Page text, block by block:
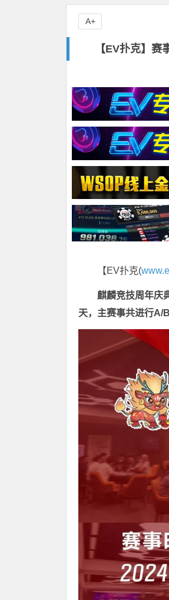
【EV扑克】
【EV扑克(
麒麟竞技周年庆
天，主赛事共进行A/
A+